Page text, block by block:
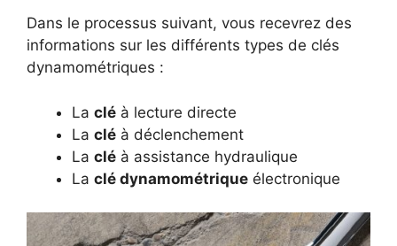
Dans le processus suivant, vous recevrez des
informations sur les différents types de clés
dynamométriques :
La clé à lecture directe
La clé à déclenchement
La clé à assistance hydraulique
La clé dynamométrique électronique